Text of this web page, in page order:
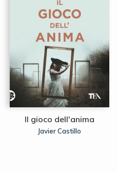
Il gioco dell'anima
Javier Castillo